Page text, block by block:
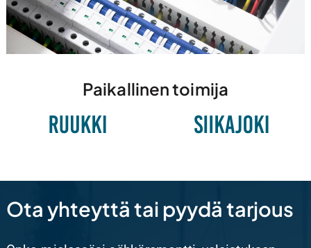
Paikallinen toimija
Ota yhteyttä tai pyydä tarjous